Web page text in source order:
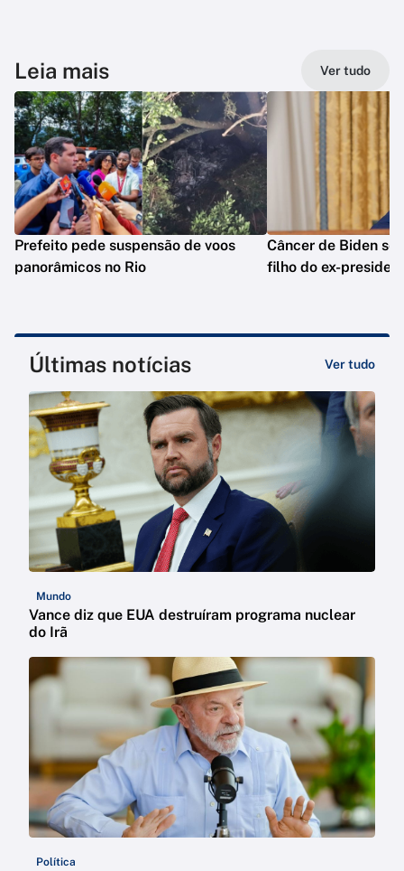
Leia mais Ver tudo
Prefeito pede suspensão de voos
panorâmicos no Rio
Câncer de Biden se
filho do ex-
Últimas notícias Ver tudo
Mundo
Vance diz que EUA destruíram programa nuclear
do Irã
Política